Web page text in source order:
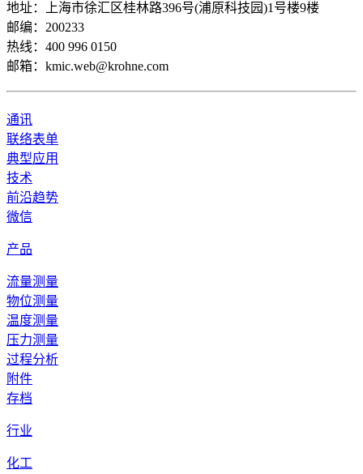
地址：上海市徐汇区桂林路396号(浦原科技园)1号楼9楼
邮编：200233
热线：400 996 0150
邮箱：kmic.web@krohne.com
通讯
联络表单
典型应用
技术
前沿趋势
微信
产品
流量测量
物位测量
温度测量
压力测量
过程分析
附件
存档
行业
化工